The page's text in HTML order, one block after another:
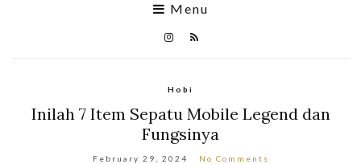
Menu
Hobi
Inilah 7 Item Sepatu Mobile Legend dan
Fungsinya
February 29, 2024 No Comments